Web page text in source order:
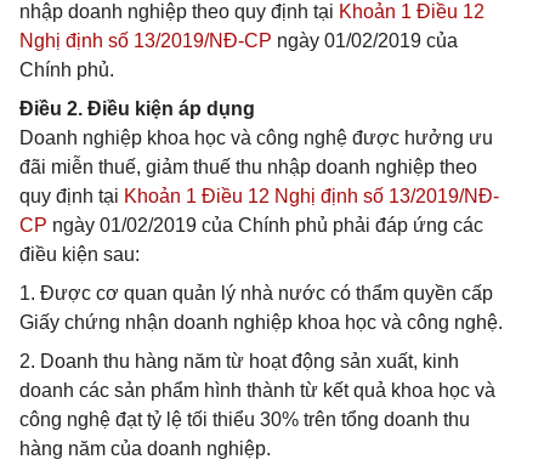
nhập doanh nghiệp theo quy định tại Khoản 1 Điều 12
Nghị định số 13/2019/NĐ-CP ngày 01/02/2019 của
Chính phủ.
Điều 2. Điều kiện áp dụng
Doanh nghiệp khoa học và công nghệ được hưởng ưu
đãi miễn thuế, giảm thuế thu nhập doanh nghiệp theo
quy định tại Khoản 1 Điều 12 Nghị định số 13/2019/NĐ-
CP ngày 01/02/2019 của Chính phủ phải đáp ứng các
điều kiện sau:
1. Được cơ quan quản lý nhà nước có thẩm quyền cấp
Giấy chứng nhận doanh nghiệp khoa học và công nghệ.
2. Doanh thu hàng năm từ hoạt động sản xuất, kinh
doanh các sản phẩm hình thành từ kết quả khoa học và
công nghệ đạt tỷ lệ tối thiểu 30% trên tổng doanh thu
hàng năm của doanh nghiệp.